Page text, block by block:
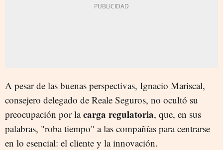
A pesar de las buenas perspectivas, Ignacio Mariscal,
consejero delegado de Reale Seguros, no ocultó su
preocupación por lacarga regulatoria, que, en sus
palabras, "roba tiempo" a las compañías para centrarse
en lo esencial: el cliente y la innovación.